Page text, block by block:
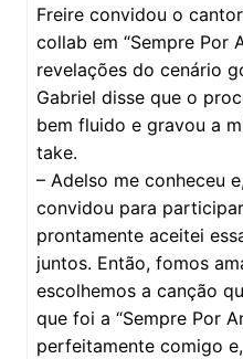
Freire convidou o
collab em “Sempre Por
revelações do cenário
Gabriel disse que o
bem fluido e gravou a
take.
– Adelso me conheceu
convidou para
prontamente aceitei
juntos. Então, fomos
escolhemos a canção
que foi a “Sempre Por
perfeitamente comigo